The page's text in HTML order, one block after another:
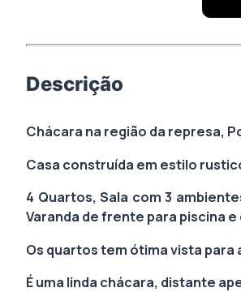
Descrição
Chácara na região da represa,
Casa construída em estilo
4 Quartos, Sala com 3
Varanda de frente para piscina
Os quartos tem ótima vista para
É uma linda chácara, distante